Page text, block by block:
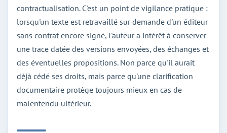
contractualisation. C'est un point de vigilance pratique :
lorsqu'un texte est retravaillé sur demande d'un éditeur
sans contrat encore signé, l'auteur a intérêt à conserver
une trace datée des versions envoyées, des échanges et
des éventuelles propositions. Non parce qu'il aurait
déjà cédé ses droits, mais parce qu'une clarification
documentaire protège toujours mieux en cas de
malentendu ultérieur.